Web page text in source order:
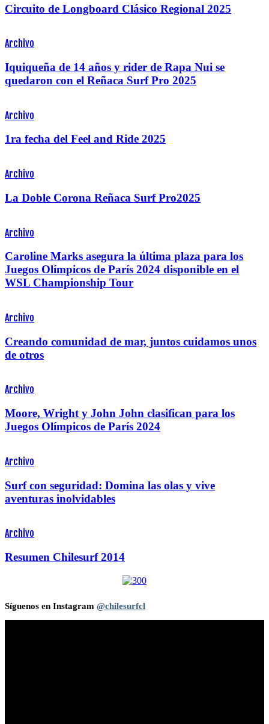
Circuito de Longboard Clásico Regional 2025
Archivo
Iquiqueña de 14 años y rider de Rapa Nui se
quedaron con el Reñaca Surf Pro 2025
Archivo
1ra fecha del Feel and Ride 2025
Archivo
La Doble Corona Reñaca Surf Pro2025
Archivo
Caroline Marks asegura la última plaza para los
Juegos Olímpicos de París 2024 disponible en el
WSL Championship Tour
Archivo
Creando comunidad de mar, juntos cuidamos unos
de otros
Archivo
Moore, Wright y John John clasifican para los
Juegos Olímpicos de París 2024
Archivo
Surf con seguridad: Domina las olas y vive
aventuras inolvidables
Archivo
Resumen Chilesurf 2014
Síguenos en Instagram @chilesurfcl